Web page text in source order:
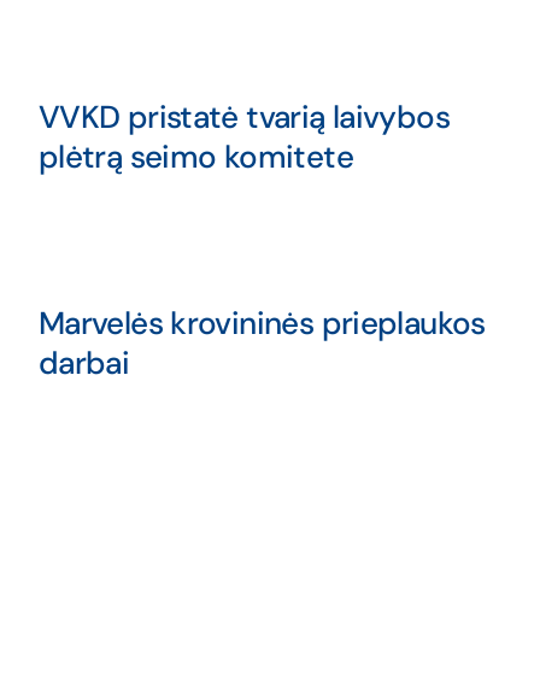
VVKD pristatė tvarią laivybos
plėtrą seimo komitete
Marvelės krovininės prieplaukos
darbai